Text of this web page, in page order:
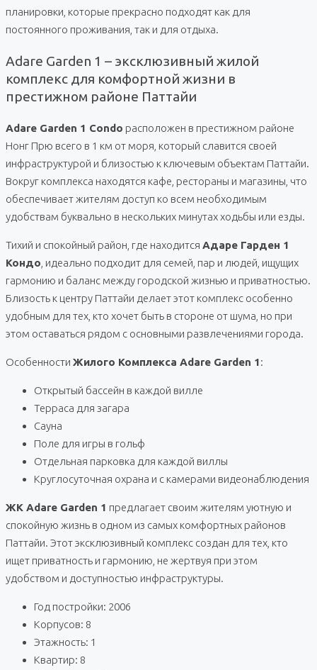
планировки, которые прекрасно подходят как для
постоянного проживания, так и для отдыха.
Adare Garden 1 – эксклюзивный жилой
комплекс для комфортной жизни в
престижном районе Паттайи
Adare Garden 1 Condo расположен в престижном районе
Нонг Прю всего в 1 км от моря, который славится своей
инфраструктурой и близостью к ключевым объектам Паттайи.
Вокруг комплекса находятся кафе, рестораны и магазины, что
обеспечивает жителям доступ ко всем необходимым
удобствам буквально в нескольких минутах ходьбы или езды.
Тихий и спокойный район, где находится Адаре Гарден 1
Кондо , идеально подходит для семей, пар и людей, ищущих
гармонию и баланс между городской жизнью и приватностью.
Близость к центру Паттайи делает этот комплекс особенно
удобным для тех, кто хочет быть в стороне от шума, но при
этом оставаться рядом с основными развлечениями города.
Особенности Жилого Комплекса Adare Garden 1:
Открытый бассейн в каждой вилле
Терраса для загара
Сауна
Поле для игры в гольф
Отдельная парковка для каждой виллы
Круглосуточная охрана и с камерами видеонаблюдения
ЖК Adare Garden 1 предлагает своим жителям уютную и
спокойную жизнь в одном из самых комфортных районов
Паттайи. Этот эксклюзивный комплекс создан для тех, кто
ищет приватность и гармонию, не жертвуя при этом
удобством и доступностью инфраструктуры.
Год постройки: 2006
Корпусов: 8
Этажность: 1
Квартир: 8